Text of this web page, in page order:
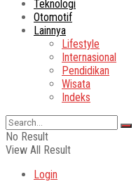
Teknologi
Otomotif
Lainnya
Lifestyle
Internasional
Pendidikan
Wisata
Indeks
No Result
View All Result
Login